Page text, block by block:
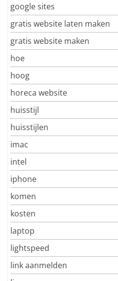
google sites
gratis website laten maken
gratis website maken
hoe
hoog
horeca website
huisstijl
huisstijlen
imac
intel
iphone
komen
kosten
laptop
lightspeed
link aanmelden